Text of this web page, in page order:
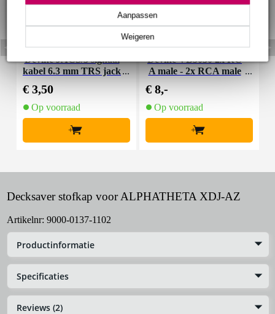
Weigeren
Aanpassen
Devine JACS/3 signaal
kabel 6.3 mm TRS jack
€ 3,50
Op voorraad
+
Devine VB5030 2x RC
A male - 2x RCA male
€ 8,-
Op voorraad
+
Decksaver stofkap voor ALPHATHETA XDJ-AZ
Artikelnr: 9000-0137-1102
Productinformatie
Specificaties
Reviews (2)